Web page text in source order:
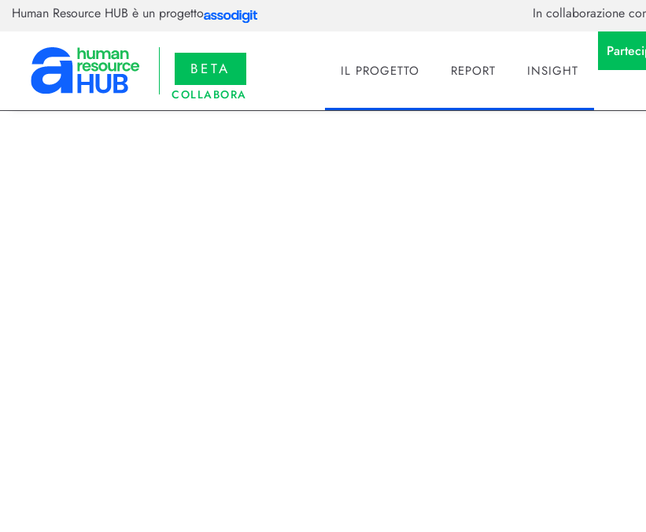
Human Resource HUB è un progetto In collaborazione
BETA
COLLABORA
IL PROGETTO REPORT INSIGHT